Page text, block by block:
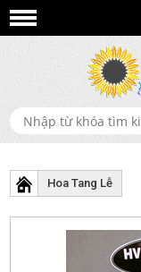
Hoa Tang Lễ